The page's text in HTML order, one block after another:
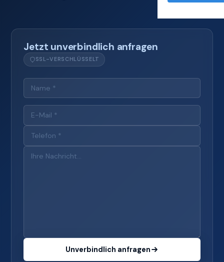
Jetzt unverbindlich anfragen
SSL-VERSCHLÜSSELT
Unverbindlich anfragen